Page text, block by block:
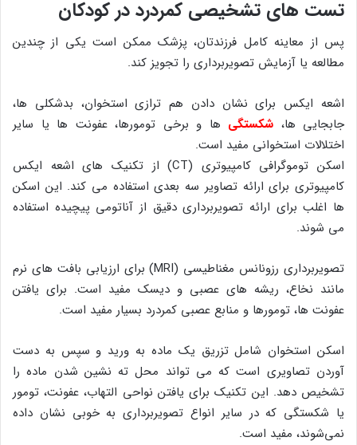
تست های تشخیصی کمردرد در کودکان
پس از معاینه کامل فرزندتان، پزشک ممکن است یکی از چندین
مطالعه یا آزمایش تصویربرداری را تجویز کند.
اشعه ایکس برای نشان دادن هم ترازی استخوان، بدشکلی ها،
جابجایی ها، شکستگی ها و برخی تومورها، عفونت ها یا سایر
اختلالات استخوانی مفید است.
اسکن توموگرافی کامپیوتری (CT) از تکنیک های اشعه ایکس
کامپیوتری برای ارائه تصاویر سه بعدی استفاده می کند. این اسکن
ها اغلب برای ارائه تصویربرداری دقیق از آناتومی پیچیده استفاده
می شوند.
تصویربرداری رزونانس مغناطیسی (MRI) برای ارزیابی بافت های نرم
مانند نخاع، ریشه های عصبی و دیسک مفید است. برای یافتن
عفونت ها، تومورها و منابع عصبی کمردرد بسیار مفید است.
اسکن استخوان شامل تزریق یک ماده به ورید و سپس به دست
آوردن تصاویری است که می تواند محل ته نشین شدن ماده را
تشخیص دهد. این تکنیک برای یافتن نواحی التهاب، عفونت، تومور
یا شکستگی که در سایر انواع تصویربرداری به خوبی نشان داده
نمی‌شوند، مفید است.